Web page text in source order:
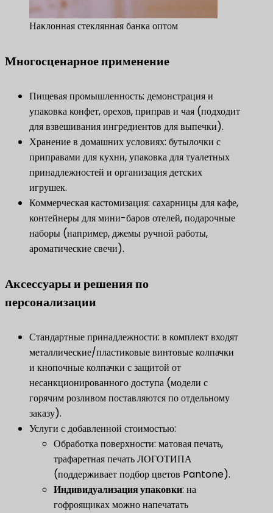
Наклонная стеклянная банка оптом
Многосценарное применение
Пищевая промышленность: демонстрация и
упаковка конфет, орехов, приправ и чая (подходит
для взвешивания ингредиентов для выпечки).
Хранение в домашних условиях: бутылочки с
приправами для кухни, упаковка для туалетных
принадлежностей и организация детских
игрушек.
Коммерческая кастомизация: сахарницы для кафе,
контейнеры для мини-баров отелей, подарочные
наборы (например, джемы ручной работы,
ароматические свечи).
Аксессуары и решения по
персонализации
Стандартные принадлежности: в комплект входят
металлические/пластиковые винтовые колпачки
и кнопочные колпачки с защитой от
несанкционированного доступа (модели с
горячим розливом поставляются по отдельному
заказу).
Услуги с добавленной стоимостью:
Обработка поверхности: матовая печать,
трафаретная печать ЛОГОТИПА
(поддерживает подбор цветов Pantone).
​Индивидуализация упаковки​​: на
гофроящиках можно напечатать